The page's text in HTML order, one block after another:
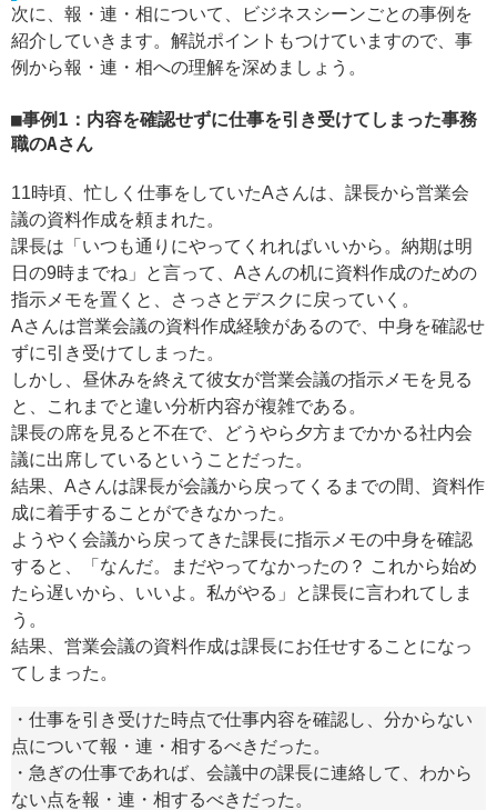
次に、報・連・相について、ビジネスシーンごとの事例を
紹介していきます。解説ポイントもつけていますので、事
例から報・連・相への理解を深めましょう。
事例1：内容を確認せずに仕事を引き受けてしまった事務
職のAさん
11時頃、忙しく仕事をしていたAさんは、課長から営業会
議の資料作成を頼まれた。
課長は「いつも通りにやってくれればいいから。納期は明
日の9時までね」と言って、Aさんの机に資料作成のための
指示メモを置くと、さっさとデスクに戻っていく。
Aさんは営業会議の資料作成経験があるので、中身を確認せ
ずに引き受けてしまった。
しかし、昼休みを終えて彼女が営業会議の指示メモを見る
と、これまでと違い分析内容が複雑である。
課長の席を見ると不在で、どうやら夕方までかかる社内会
議に出席しているということだった。
結果、Aさんは課長が会議から戻ってくるまでの間、資料作
成に着手することができなかった。
ようやく会議から戻ってきた課長に指示メモの中身を確認
すると、「なんだ。まだやってなかったの？ これから始め
たら遅いから、いいよ。私がやる」と課長に言われてしま
う。
結果、営業会議の資料作成は課長にお任せすることになっ
てしまった。
・仕事を引き受けた時点で仕事内容を確認し、分からない
点について報・連・相するべきだった。
・急ぎの仕事であれば、会議中の課長に連絡して、わから
ない点を報・連・相するべきだった。